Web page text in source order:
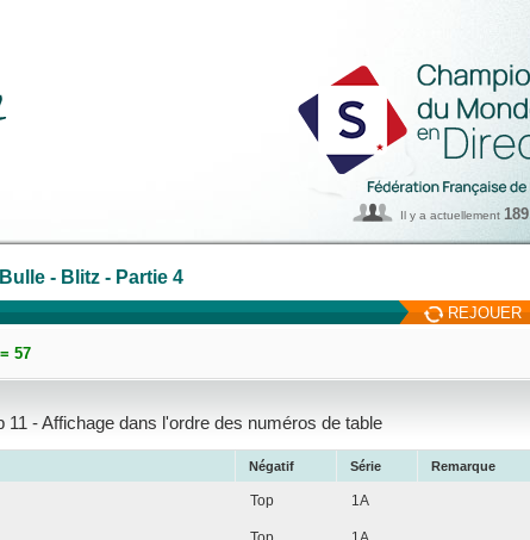
Il y a actuellement 189
- Blitz - Partie 4
REJOUER
57
11 - Affichage dans l'ordre des numéros de table
Négatif Série Remarque
Top 1A